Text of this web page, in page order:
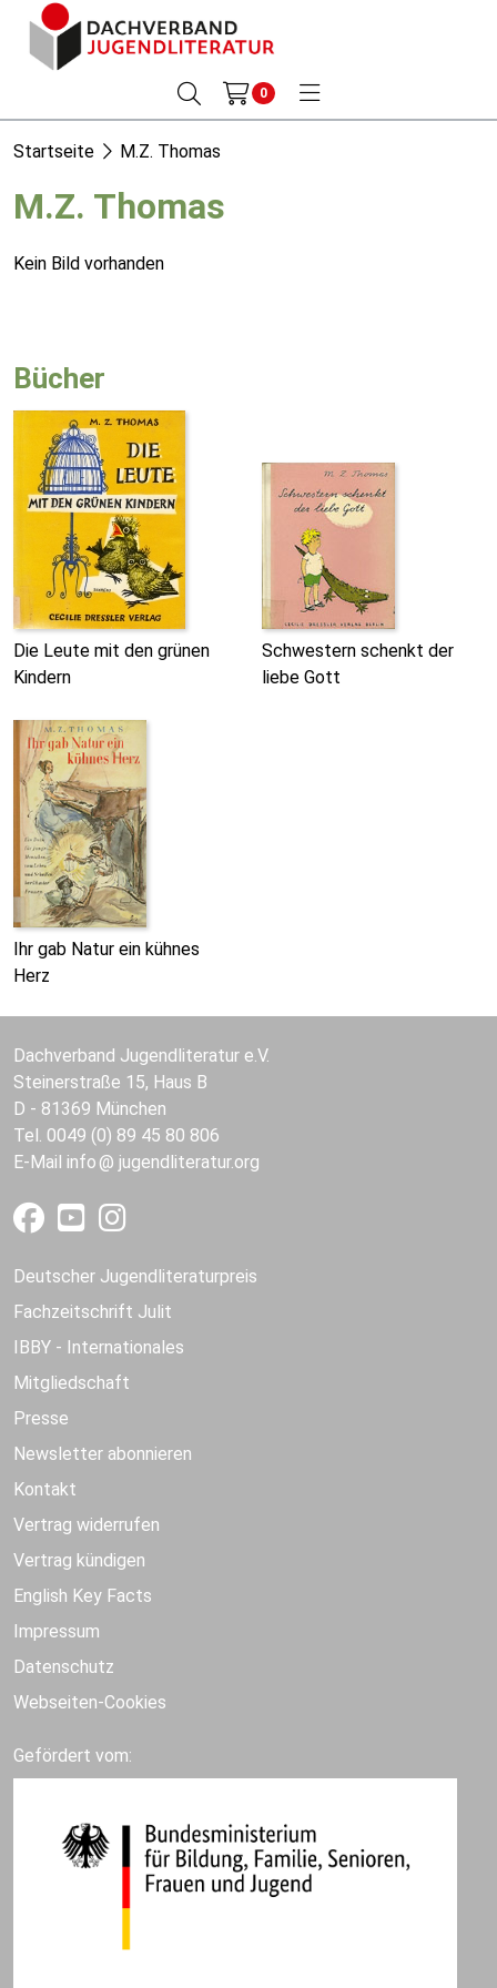
0
Startseite M.Z. Thomas
M.Z. Thomas
Kein Bild vorhanden
Bücher
Die Leute mit den grünen
Kindern
Schwestern schenkt der
liebe Gott
Ihr gab Natur ein kühnes
Herz
Dachverband Jugendliteratur e.V.
Steinerstraße 15, Haus B
D - 81369 München
Tel. 0049 (0) 89 45 80 806
E-Mail info jugendliteratur.org
Deutscher Jugendliteraturpreis
Fachzeitschrift Julit
IBBY - Internationales
Mitgliedschaft
Presse
Newsletter abonnieren
Kontakt
Vertrag widerrufen
Vertrag kündigen
English Key Facts
Impressum
Datenschutz
Webseiten-Cookies
Gefördert vom: